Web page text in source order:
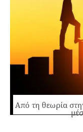
Από τη θεωρία